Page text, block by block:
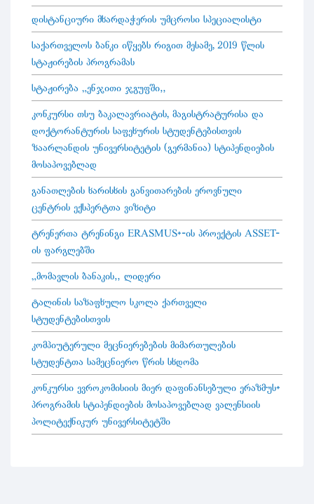
დისტანციური მხარდაჭერის უმცროსი სპეციალისტი
საქართველოს ბანკი იწყებს რიგით მესამე, 2019 წლის
სტაჟირების პროგრამას
სტაჟირება „ენჯითი ჯგუფში“
კონკურსი თსუ ბაკალავრიატის, მაგისტრატურისა და
დოქტორანტურის საფეხურის სტუდენტებისთვის
ზაარლანდის უნივერსიტეტის (გერმანია) სტიპენდიების
მოსაპოვებლად
განათლების ხარისხის განვითარების ეროვნული
ცენტრის ექსპერტთა ვიზიტი
ტრენერთა ტრენინგი ERASMUS+-ის პროექტის ASSET-
ის ფარგლებში
„მომავლის ბანაკის“ ლიდერი
ტალინის საზაფხულო სკოლა ქართველი
სტუდენტებისთვის
კომპიუტერული მეცნიერებების მიმართულების
სტუდენტთა სამეცნიერო წრის სხდომა
კონკურსი ევროკომისიის მიერ დაფინანსებული ერაზმუს+
პროგრამის სტიპენდიების მოსაპოვებლად ვალენსიის
პოლიტექნიკურ უნივერსიტეტში